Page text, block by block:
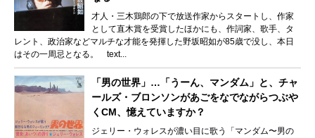
才人・三木鶏郎の下で放送作家からスタートし、作家
として直木賞を受賞したほかにも、作詞家、歌手、タ
レント、政治家などマルチな才能を発揮した野坂昭如が85歳で没し、本日
はその一周忌となる。 text...
「男の世界」…「うーん、マンダム」と、チャ
ールズ・ブロンソンがあごをなでながらつぶや
くCM、憶えていますか？
ジェリー・ウォレスが濃い目に歌う「マンダム〜男の